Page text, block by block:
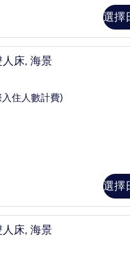
選擇
迷你吧、書桌、
人床, 海景
住人數計費)
選擇
頂級客房, 1 張特
人床, 海景